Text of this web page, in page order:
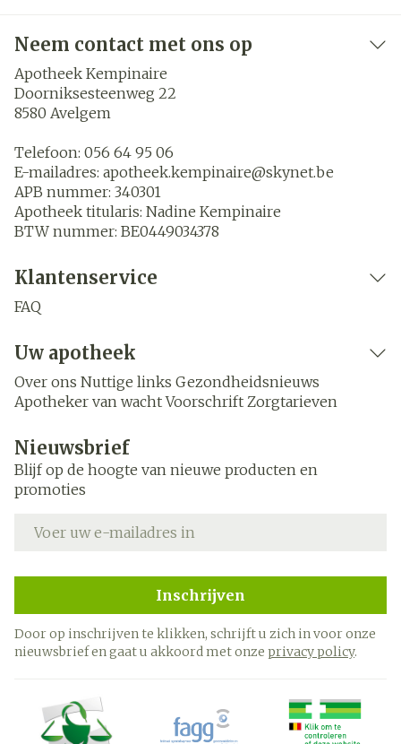
Neem contact met ons op
Apotheek Kempinaire
Doorniksesteenweg 22
8580 Avelgem
Telefoon: 056 64 95 06
E-mailadres: apotheek.kempinaire@skynet.be
APB nummer: 340301
Apotheek titularis: Nadine Kempinaire
BTW nummer: BE0449034378
Klantenservice
FAQ
Uw apotheek
Over ons Nuttige links Gezondheidsnieuws
Apotheker van wacht Voorschrift Zorgtarieven
Nieuwsbrief
Blijf op de hoogte van nieuwe producten en
promoties
Inschrijven
Door op inschrijven te klikken, schrijft u zich in voor onze
nieuwsbrief en gaat u akkoord met onze privacy policy.